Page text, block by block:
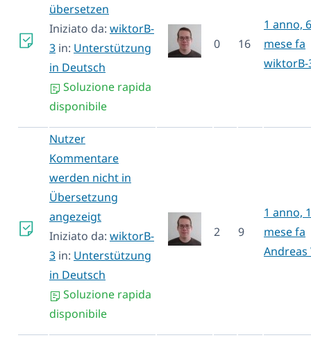
übersetzen
Iniziato da: wiktorB-
3 in: Unterstützung
in Deutsch
Soluzione rapida
disponibile
0 16
1 anno, 6
mese fa
wiktorB-
Nutzer
Kommentare
werden nicht in
Übersetzung
angezeigt
Iniziato da: wiktorB-
3 in: Unterstützung
in Deutsch
Soluzione rapida
disponibile
2 9
1 anno,
mese fa
Andreas